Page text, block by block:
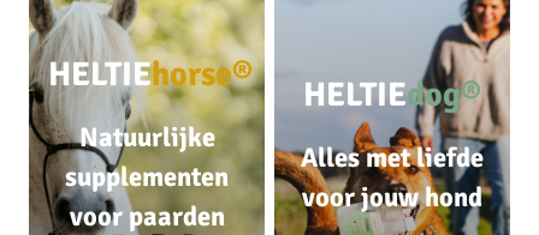
HELTIEhorse®
Natuurlijke
supplementen
voor paarden
HELTIEdog®
Alles met liefde
voor jouw hond